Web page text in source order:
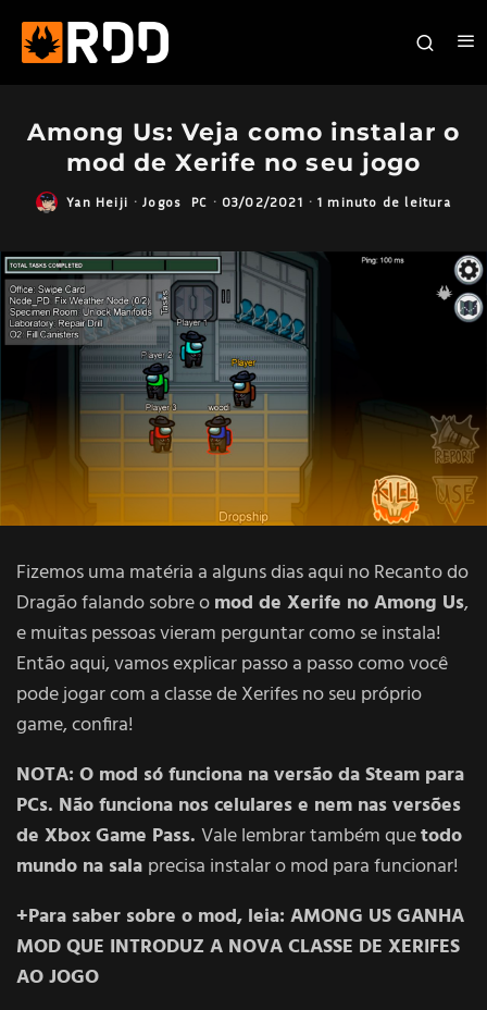
Among Us: Veja como instalar o
mod de Xerife no seu jogo
Yan Heiji · Jogos PC · 03/02/2021 · 1 minuto de leitura
Fizemos uma matéria a alguns dias aqui no Recanto do
Dragão falando sobre omod de Xerife no Among Us,
e muitas pessoas vieram perguntar como se instala!
Então aqui, vamos explicar passo a passo como você
pode jogar com a classe de Xerifes no seu próprio
game, confira!
NOTA: O mod só funciona na versão da Steam para
PCs. Não funciona nos celulares e nem nas versões
de Xbox Game Pass. Vale lembrar também quetodo
mundo na sala precisa instalar o mod para funcionar!
+Para saber sobre o mod, leia: AMONG US GANHA
MOD QUE INTRODUZ A NOVA CLASSE DE XERIFES
AO JOGO